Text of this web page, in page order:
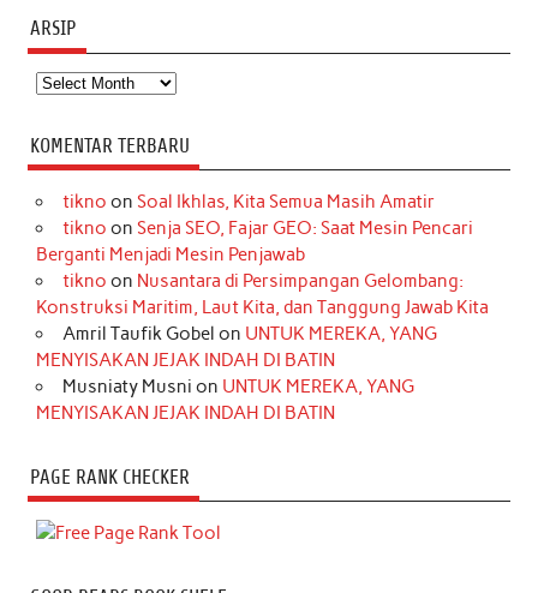
ARSIP
Arsip
KOMENTAR TERBARU
tikno on Soal Ikhlas, Kita Semua Masih Amatir
tikno on Senja SEO, Fajar GEO: Saat Mesin Pencari
Berganti Menjadi Mesin Penjawab
tikno on Nusantara di Persimpangan Gelombang:
Konstruksi Maritim, Laut Kita, dan Tanggung Jawab Kita
Amril Taufik Gobel on UNTUK MEREKA, YANG
MENYISAKAN JEJAK INDAH DI BATIN
Musniaty Musni on UNTUK MEREKA, YANG
MENYISAKAN JEJAK INDAH DI BATIN
PAGE RANK CHECKER